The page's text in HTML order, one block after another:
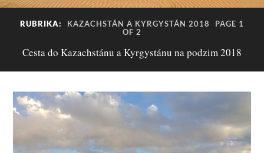
RUBRIKA: KAZACHSTÁN A KYRGYSTÁN 2018
PAGE 1
OF 2
Cesta do Kazachstánu a Kyrgystánu na podzim 2018